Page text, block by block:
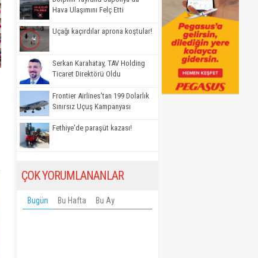
Hava Ulaşımını Felç Etti
Uçağı kaçırdılar aprona koştular!
Serkan Karahatay, TAV Holding
Ticaret Direktörü Oldu
Frontier Airlines'tan 199 Dolarlık
Sınırsız Uçuş Kampanyası
Fethiye'de paraşüt kazası!
ÇOK YORUMLANANLAR
Bugün Bu Hafta Bu Ay